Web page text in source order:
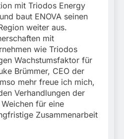
mit Triodos Energy
baut ENOVA seinen
weiter aus.
mit
wie Triodos
Wachstumsfaktor für
Brümmer, CEO der
mehr freue ich mich,
Verhandlungen der
für eine
Zusammenarbeit